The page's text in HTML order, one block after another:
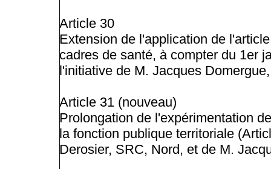
Article 30
Extension de l'application de
cadres de santé, à compter du 1er
l'initiative de M. Jacques
Article 31 (nouveau)
Prolongation de l'expérimentation
la fonction publique territoriale
Derosier, SRC, Nord, et de M.